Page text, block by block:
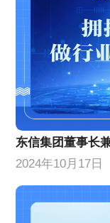
2024年10月17日